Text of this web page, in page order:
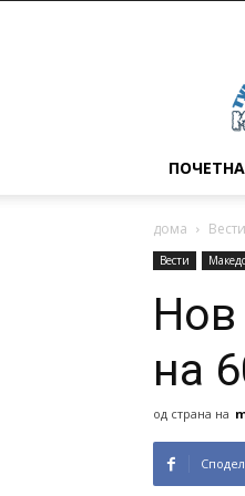
ПОЧЕТНА
дома Вести
Вести
Нов
на
од страна на